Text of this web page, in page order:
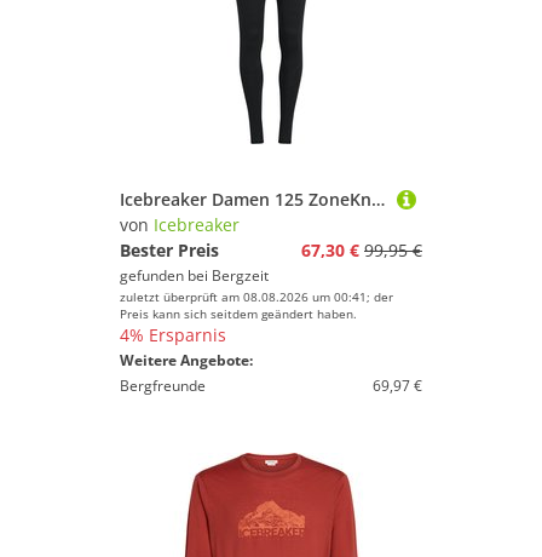
Icebreaker Damen 125 ZoneKnit Tights
von Icebreaker
Bester Preis
67,30 € 99,95 €
gefunden bei Bergzeit
zuletzt überprüft am 08.08.2026 um 00:41; der
Preis kann sich seitdem geändert haben.
4% Ersparnis
Weitere Angebote:
Bergfreunde
69,97 €